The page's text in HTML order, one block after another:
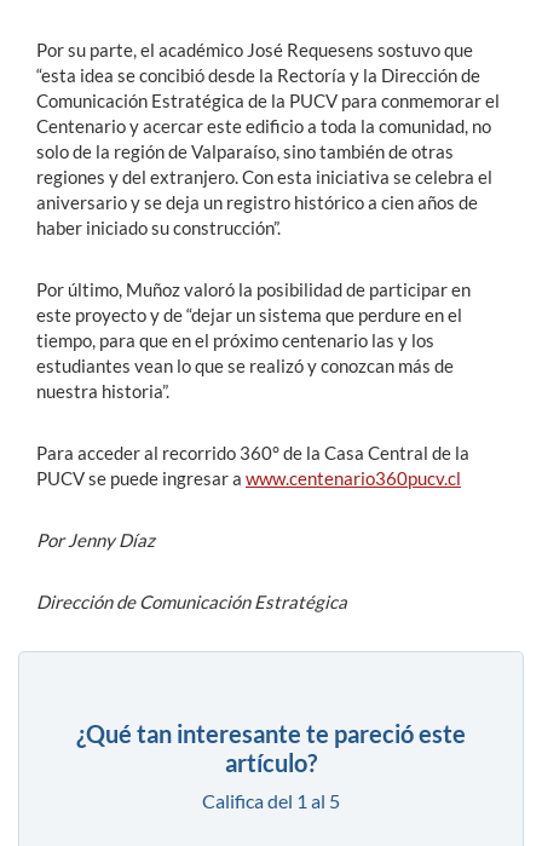
Por su parte, el académico José Requesens sostuvo que
“esta idea se concibió desde la Rectoría y la Dirección de
Comunicación Estratégica de la PUCV para conmemorar el
Centenario y acercar este edificio a toda la comunidad, no
solo de la región de Valparaíso, sino también de otras
regiones y del extranjero. Con esta iniciativa se celebra el
aniversario y se deja un registro histórico a cien años de
haber iniciado su construcción”.
Por último, Muñoz valoró la posibilidad de participar en
este proyecto y de “dejar un sistema que perdure en el
tiempo, para que en el próximo centenario las y los
estudiantes vean lo que se realizó y conozcan más de
nuestra historia”.
Para acceder al recorrido 360° de la Casa Central de la
PUCV se puede ingresar a www.centenario360pucv.cl
Por Jenny Díaz
Dirección de Comunicación Estratégica
¿Qué tan interesante te pareció este
artículo?
Califica del 1 al 5